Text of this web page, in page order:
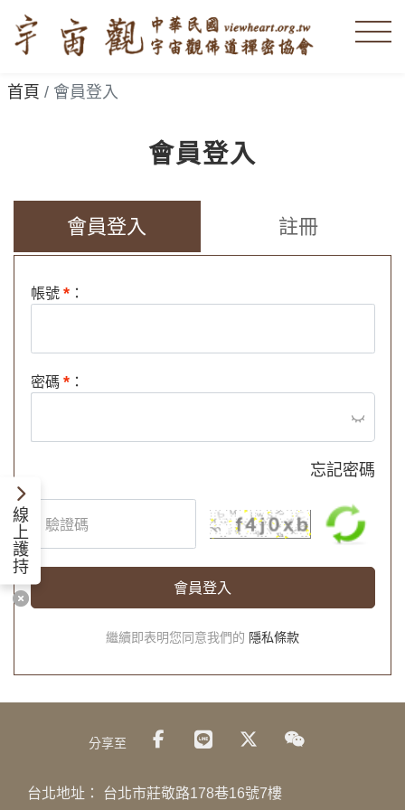
首頁 會員登入
會員登入
會員登入 註冊
帳號 *：
密碼 *：
忘記密碼
會員登入
繼續即表明您同意我們的 隱私條款
分享至
台北地址： 台北市莊敬路178巷16號7樓
線
上
護
持